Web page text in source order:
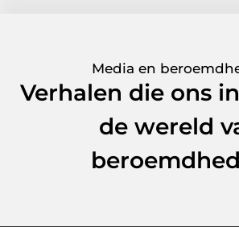
Media en
Verhalen die ons
de wereld